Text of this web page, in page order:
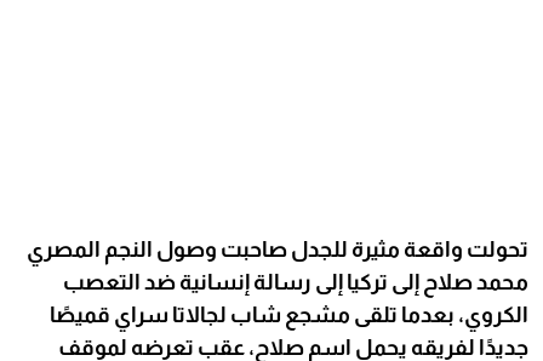
تحولت واقعة مثيرة للجدل صاحبت وصول النجم المصري
محمد صلاح إلى تركيا إلى رسالة إنسانية ضد التعصب
الكروي، بعدما تلقى مشجع شاب لجالاتا سراي قميصًا
جديدًا لفريقه يحمل اسم صلاح، عقب تعرضه لموقف